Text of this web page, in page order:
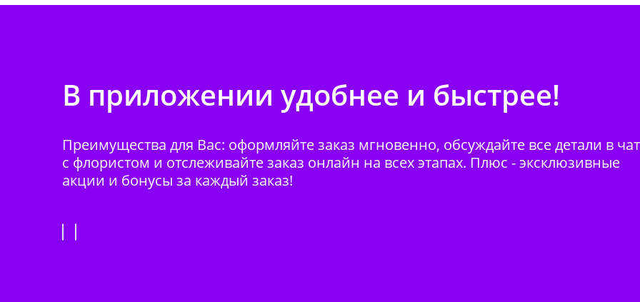
В приложении удобнее и быстрее!
Преимущества для Вас: оформляйте заказ мгновенно, обсуждайте все детали в
с флористом и отслеживайте заказ онлайн на всех этапах. Плюс - эксклюзивные
акции и бонусы за каждый заказ!